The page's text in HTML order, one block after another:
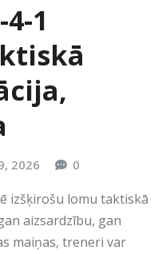
1
2026 0
izšķirošu lomu taktiskā
aizsardzību, gan
maiņas, treneri var